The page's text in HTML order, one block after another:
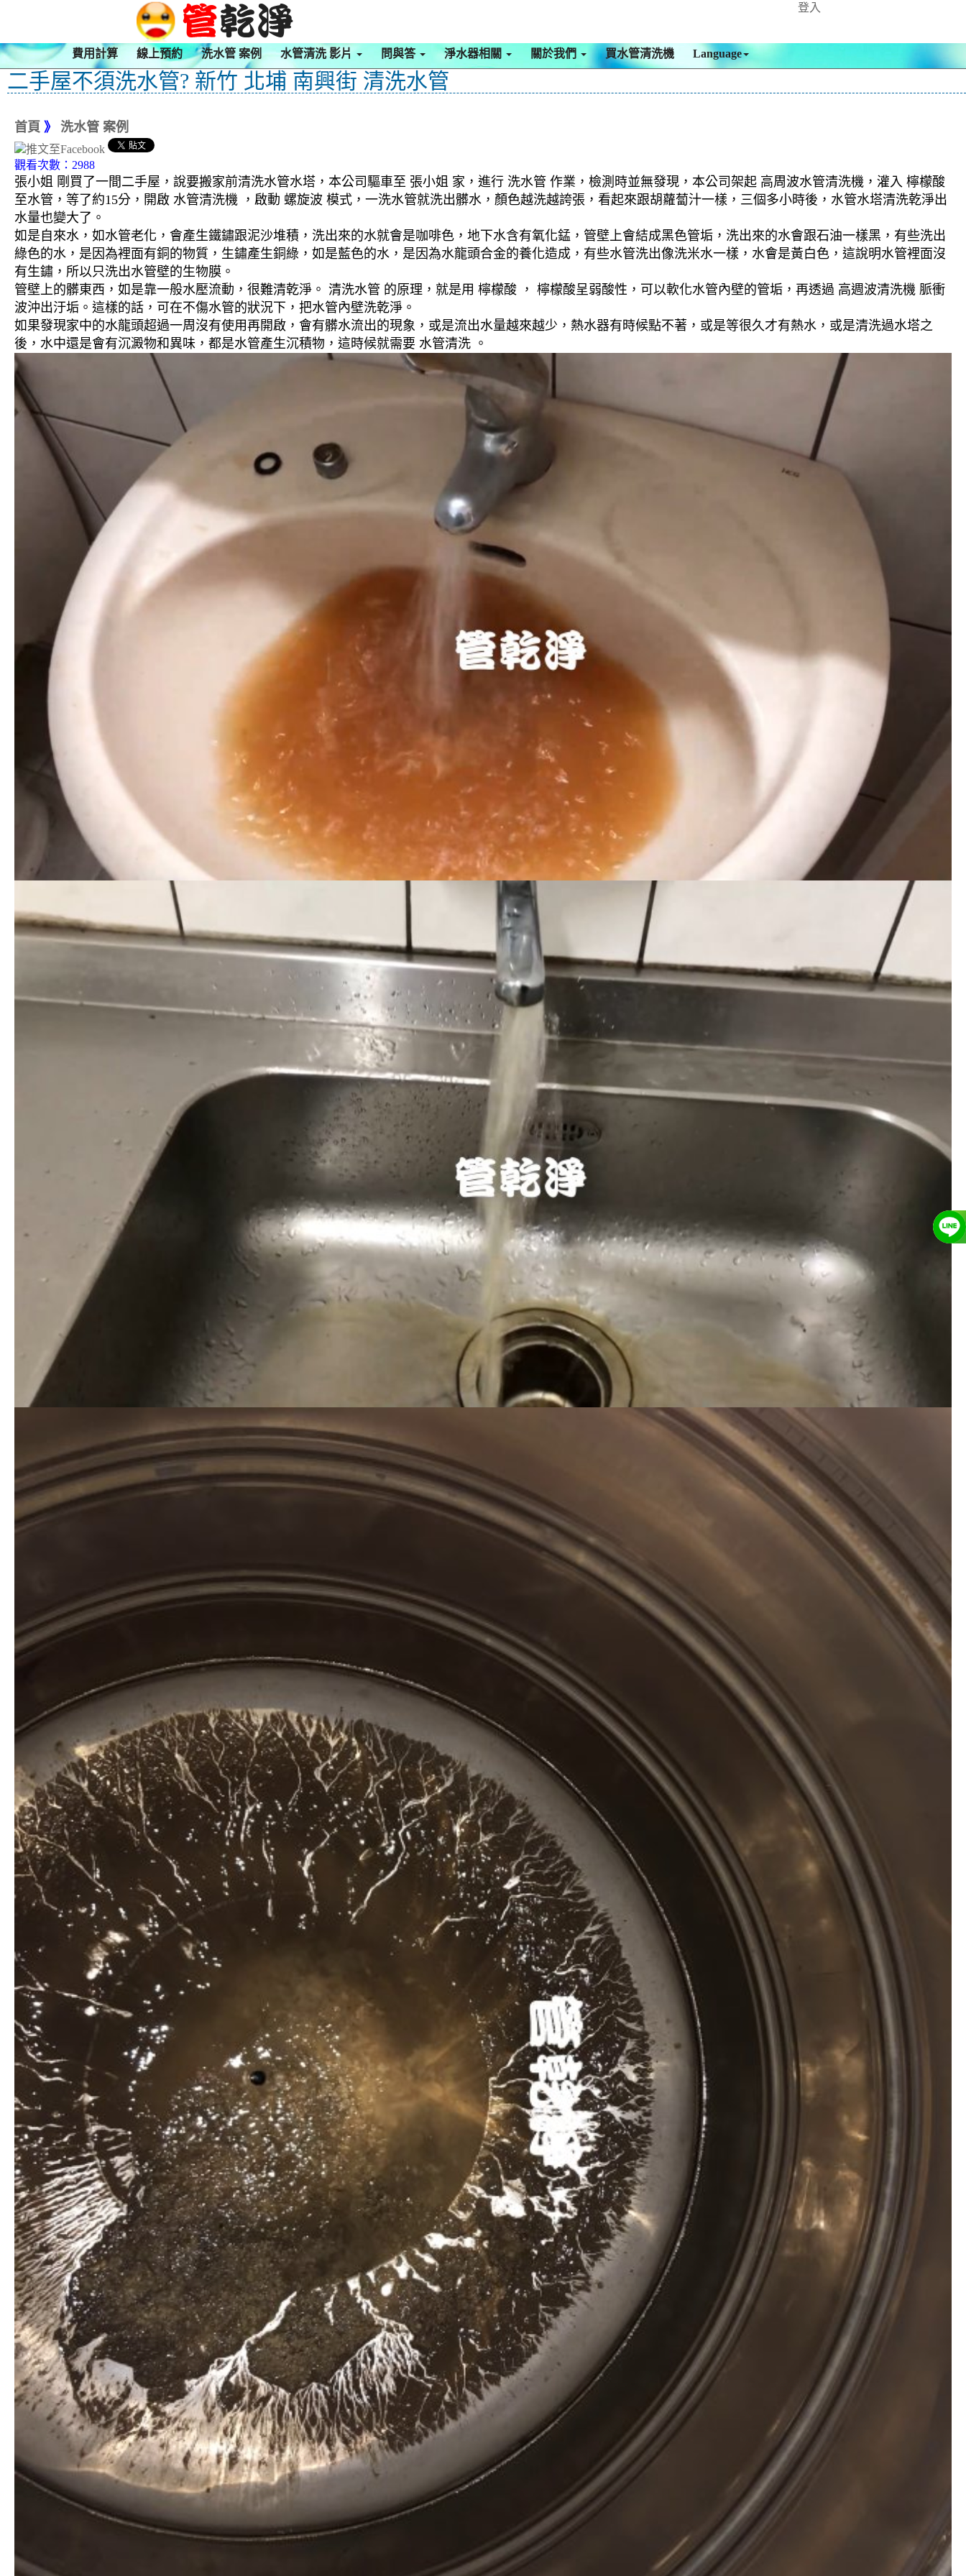
登入
費用計算 線上預約 洗水管 案例 水管清洗 影片 問與答 淨水器相關 關於我們 買水管清洗機 Language
二手屋不須洗水管? 新竹 北埔 南興街 清洗水管
首頁 》 洗水管 案例
觀看次數：2988
張小姐 剛買了一間二手屋，說要搬家前清洗水管水塔，本公司驅車至 張小姐 家，進行 洗水管 作業，檢測時並無發現，本公司架起 高周波水管清洗機，灌入 檸檬酸
至水管，等了約15分，開啟 水管清洗機 ，啟動 螺旋波 模式，一洗水管就洗出髒水，顏色越洗越誇張，看起來跟胡蘿蔔汁一樣，三個多小時後，水管水塔清洗乾淨出
水量也變大了。
如是自來水，如水管老化，會產生鐵鏽跟泥沙堆積，洗出來的水就會是咖啡色，地下水含有氧化錳，管壁上會結成黑色管垢，洗出來的水會跟石油一樣黑，有些洗出
綠色的水，是因為裡面有銅的物質，生鏽產生銅綠，如是藍色的水，是因為水龍頭合金的養化造成，有些水管洗出像洗米水一樣，水會是黃白色，這說明水管裡面沒
有生鏽，所以只洗出水管壁的生物膜。
管壁上的髒東西，如是靠一般水壓流動，很難清乾淨。 清洗水管 的原理，就是用 檸檬酸 ， 檸檬酸呈弱酸性，可以軟化水管內壁的管垢，再透過 高週波清洗機 脈衝
波沖出汙垢。這樣的話，可在不傷水管的狀況下，把水管內壁洗乾淨。
如果發現家中的水龍頭超過一周沒有使用再開啟，會有髒水流出的現象，或是流出水量越來越少，熱水器有時候點不著，或是等很久才有熱水，或是清洗過水塔之
後，水中還是會有沉澱物和異味，都是水管產生沉積物，這時候就需要 水管清洗 。